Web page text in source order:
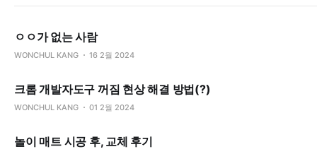
ㅇㅇ가 없는 사람
WONCHUL KANG 16 2월 2024
크롬 개발자도구 꺼짐 현상 해결 방법(?)
WONCHUL KANG 01 2월 2024
놀이 매트 시공 후, 교체 후기